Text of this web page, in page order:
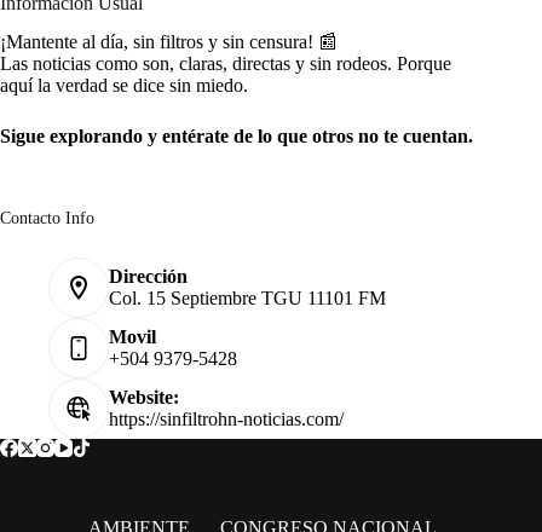
¡Mantente al día, sin filtros y sin censura! 📰
Las noticias como son, claras, directas y sin rodeos. Porque
aquí la verdad se dice sin miedo.
Sigue explorando y entérate de lo que otros no te cuentan.
Contacto Info
Dirección
Col. 15 Septiembre TGU 11101 FM
Movil
+504 9379-5428
Website:
https://sinfiltrohn-noticias.com/